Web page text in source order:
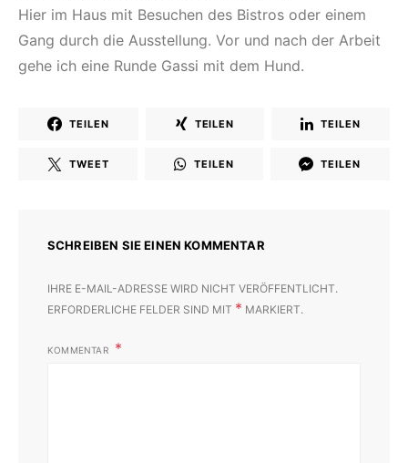
Hier im Haus mit Besuchen des Bistros oder einem
Gang durch die Ausstellung. Vor und nach der Arbeit
gehe ich eine Runde Gassi mit dem Hund.
TEILEN TEILEN TEILEN
TWEET TEILEN TEILEN
SCHREIBEN SIE EINEN KOMMENTAR
IHRE E-MAIL-ADRESSE WIRD NICHT VERÖFFENTLICHT.
ERFORDERLICHE FELDER SIND MIT * MARKIERT.
KOMMENTAR